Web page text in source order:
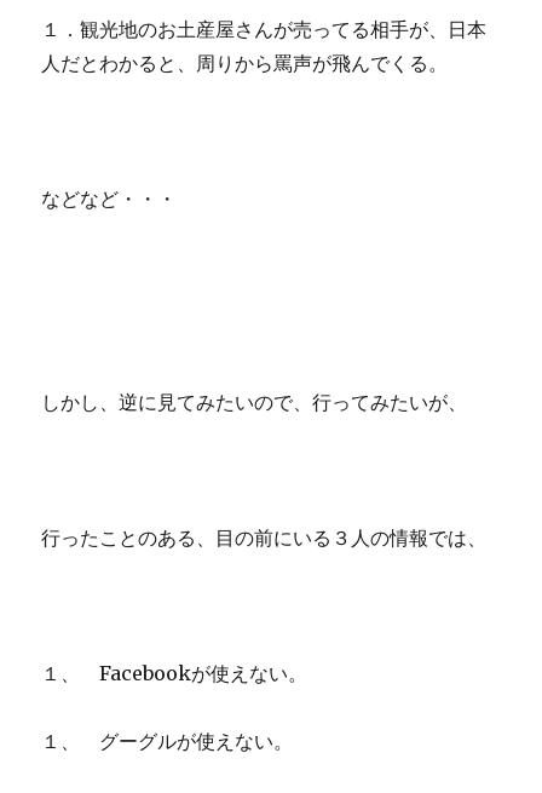
１．観光地のお土産屋さんが売ってる相手が、日本
人だとわかると、周りから罵声が飛んでくる。
などなど・・・
しかし、逆に見てみたいので、行ってみたいが、
行ったことのある、目の前にいる３人の情報では、
１、 Facebookが使えない。
１、 グーグルが使えない。